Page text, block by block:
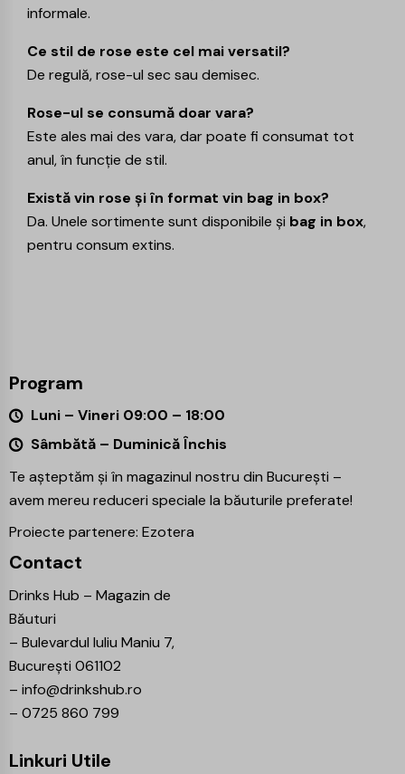
informale.
Ce stil de rose este cel mai versatil?
De regulă, rose-ul sec sau demisec.
Rose-ul se consumă doar vara?
Este ales mai des vara, dar poate fi consumat tot
anul, în funcție de stil.
Există vin rose și în format vin bag in box?
Da. Unele sortimente sunt disponibile și bag in box,
pentru consum extins.
Program
Luni – Vineri 09:00 – 18:00
Sâmbătă – Duminică Închis
Te așteptăm și în magazinul nostru din București –
avem mereu reduceri speciale la băuturile preferate!
Proiecte partenere: Ezotera
Contact
Drinks Hub – Magazin de
Băuturi
– Bulevardul Iuliu Maniu 7,
București 061102
– info@drinkshub.ro
– 0725 860 799
Linkuri Utile